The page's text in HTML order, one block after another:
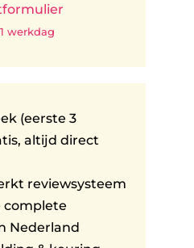
werkdag
(eerste 3
altijd direct
reviewsysteem
complete
Nederland